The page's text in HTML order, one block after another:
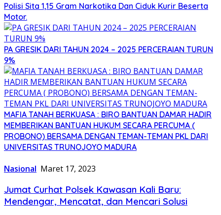
Polisi Sita 1,15 Gram Narkotika Dan Ciduk Kurir Beserta
Motor.
PA GRESIK DARI TAHUN 2024 – 2025 PERCERAIAN TURUN
9%
MAFIA TANAH BERKUASA : BIRO BANTUAN DAMAR HADIR
MEMBERIKAN BANTUAN HUKUM SECARA PERCUMA (
PROBONO) BERSAMA DENGAN TEMAN-TEMAN PKL DARI
UNIVERSITAS TRUNOJOYO MADURA
Nasional Maret 17, 2023
Jumat Curhat Polsek Kawasan Kali Baru:
Mendengar, Mencatat, dan Mencari Solusi